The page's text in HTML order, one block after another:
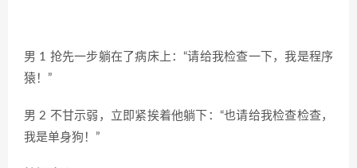
男 1 抢先一步躺在了病床上：“请给我检查一下，我是程序
猿！”
男 2 不甘示弱，立即紧挨着他躺下：“也请给我检查检查，
我是单身狗！”